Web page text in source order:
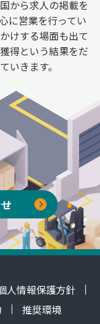
から求人の掲載を
に営業を行ってい
けする場面も出て
得という結果をだ
いきます。
人情報保護方針
推奨環境